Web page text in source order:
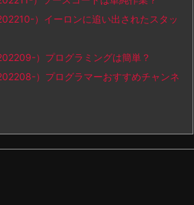
）イーロンに追い出されたスタッ
）プログラミングは簡単？
）プログラマーおすすめチャンネ